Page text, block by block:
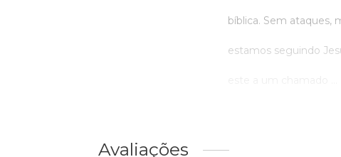
bíblica. Sem ataques,
estamos seguindo
Avaliações